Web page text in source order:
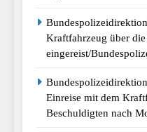
Kraftfahrzeug über die
eingereist/
Einreise mit dem
Beschuldigten nach